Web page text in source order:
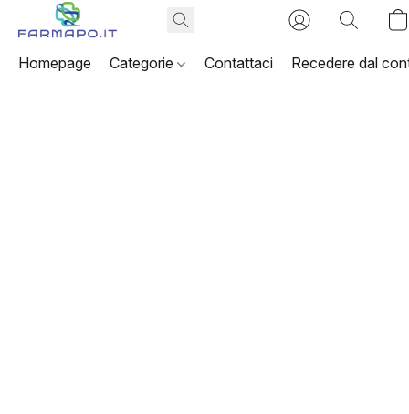
Homepage Categorie Contattaci Recedere dal